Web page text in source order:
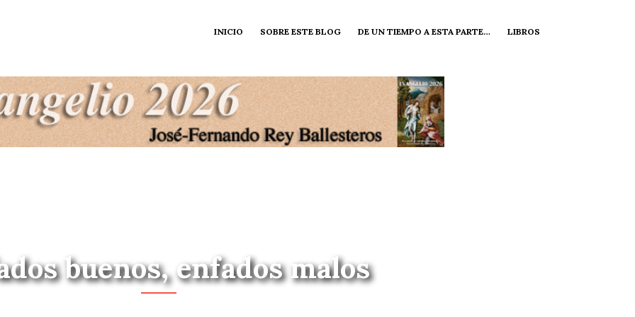
INICIO SOBRE ESTE BLOG DE UN TIEMPO A ESTA PARTE… LIBROS
buenos, enfados malos